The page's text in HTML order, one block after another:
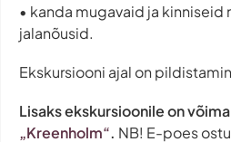
• kanda mugavaid ja kinniseid
jalanõusid.
Ekskursiooni ajal on
Lisaks ekskursioonile on
„Kreenholm“. NB! E-poes